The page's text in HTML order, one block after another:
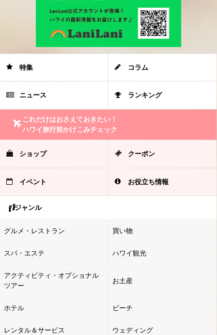
特集 コラム
ニュース ランキング
これだけはおさえておきたい！
ハワイ旅行前かけこみチェック
ショップ クーポン
イベント お役立ち情報
ジャンル
グルメ・レストラン 買い物
スパ・エステ ハワイ観光
アクティビティ・オプショナル
ツアー
お土産
ホテル ビーチ
レンタル＆サービス ウェディング